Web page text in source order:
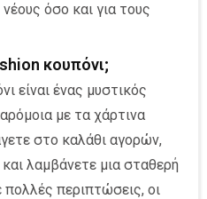
όσο και για τους
κουπόνι;
είναι ένας μυστικός
με τα χάρτινα
στο καλάθι αγορών,
λαμβάνετε μια σταθερή
περιπτώσεις, οι